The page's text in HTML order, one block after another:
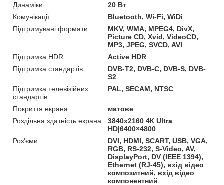
Динаміки
20 Вт
Комунікації
Bluetooth, Wi-Fi, WiDi
Підтримувані формати
MKV, WMA, MPEG4, DivX,
Picture CD, Xvid, VideoCD,
MP3, JPEG, SVCD, AVI
Підтримка HDR
Active HDR
Підтримка стандартів
DVB-T2, DVB-C, DVB-S, DVB-
S2
Підтримка телевізійних
стандартів
PAL, SECAM, NTSC
Покриття екрана
матове
Роздільна здатність екрана
3840x2160 4К Ultra
HD|6400×4800
Роз'єми
DVI, HDMI, SCART, USB, VGA,
RGB, RS-232, S-Video, AV,
DisplayPort, DV (IEEE 1394),
Ethernet (RJ-45), вхід відео
композитний, вхід відео
компонентний